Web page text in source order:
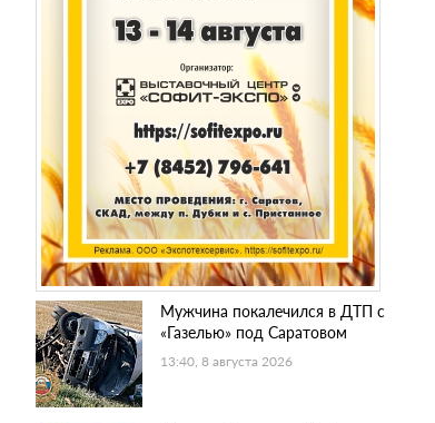
Мужчина покалечился в ДТП с
«Газелью» под Саратовом
13:40, 8 августа 2026